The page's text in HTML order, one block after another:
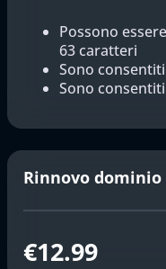
Possono
63 caratteri
Sono
Sono
Rinnovo dominio
€12.99